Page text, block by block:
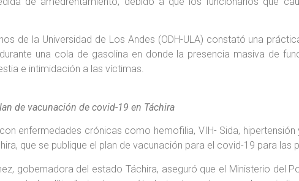
de la Universidad de Los Andes (ODH-ULA) constató una
una cola de gasolina en donde la presencia masiva de
e intimidación a las víctimas.
de vacunación de covid-19 en Táchira
enfermedades crónicas como hemofilia, VIH- Sida,
que se publique el plan de vacunación para el covid-19 para las
gobernadora del estado Táchira, aseguró que el Ministerio del